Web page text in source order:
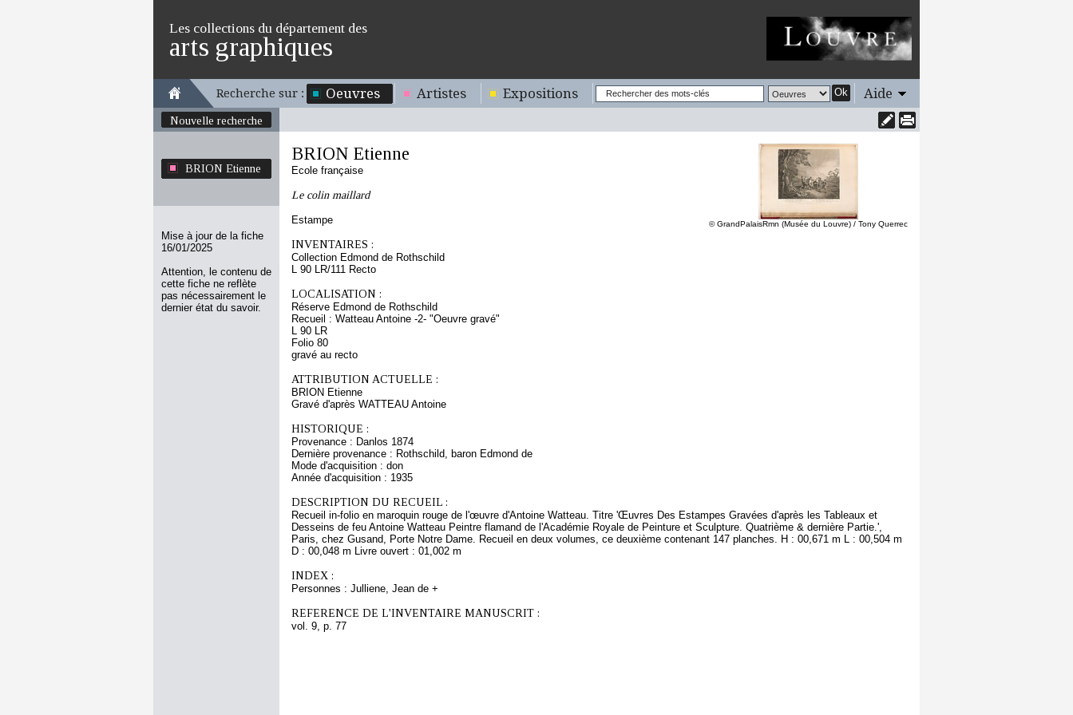
Les collections du département des
arts graphiques
Recherche sur : Oeuvres Artistes Expositions Ok Aide
Nouvelle recherche
BRION Etienne
Mise à jour de la fiche
16/01/2025
Attention, le contenu de
cette fiche ne reflète
pas nécessairement le
dernier état du savoir.
© GrandPalaisRmn (Musée du Louvre) / Tony Querrec
BRION Etienne
Ecole française
Le colin maillard
Estampe
INVENTAIRES :
Collection Edmond de Rothschild
L 90 LR/111 Recto
LOCALISATION :
Réserve Edmond de Rothschild
Recueil : Watteau Antoine -2- "Oeuvre gravé"
L 90 LR
Folio 80
gravé au recto
ATTRIBUTION ACTUELLE :
BRION Etienne
Gravé d'après WATTEAU Antoine
HISTORIQUE :
Provenance : Danlos 1874
Dernière provenance : Rothschild, baron Edmond de
Mode d'acquisition : don
Année d'acquisition : 1935
DESCRIPTION DU RECUEIL :
Recueil in-folio en maroquin rouge de l'œuvre d'Antoine Watteau. Titre 'Œuvres Des Estampes Gravées d'après les Tableaux et
Desseins de feu Antoine Watteau Peintre flamand de l'Académie Royale de Peinture et Sculpture. Quatrième & dernière Partie.',
Paris, chez Gusand, Porte Notre Dame. Recueil en deux volumes, ce deuxième contenant 147 planches. H : 00,671 m L : 00,504 m
D : 00,048 m Livre ouvert : 01,002 m
INDEX :
Personnes : Julliene, Jean de +
REFERENCE DE L'INVENTAIRE MANUSCRIT :
vol. 9, p. 77